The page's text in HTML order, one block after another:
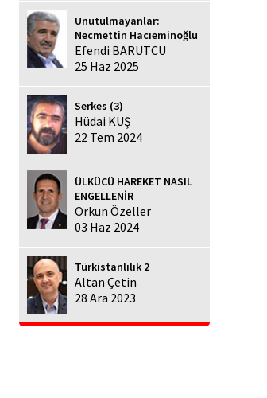
Unutulmayanlar:
Necmettin Hacıeminoğlu
Efendi BARUTCU
25 Haz 2025
Serkes (3)
Hüdai KUŞ
22 Tem 2024
ÜLKÜCÜ HAREKET NASIL
ENGELLENİR
Orkun Özeller
03 Haz 2024
Türkistanlılık 2
Altan Çetin
28 Ara 2023